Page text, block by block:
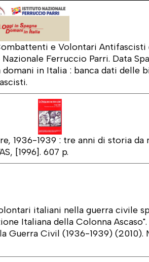
e Volontari Antifascisti
Ferruccio Parri. Data
domani in Italia : banca dati delle
1936-1939 : tre anni di storia da
[1996]. 607 p.
italiani nella guerra civile
Italiana della Colonna
Guerra Civil (1936-1939) (2010).